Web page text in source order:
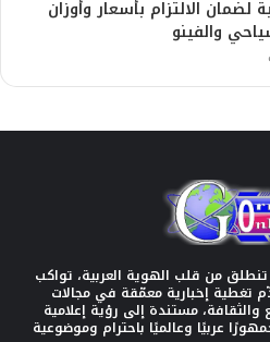
لضمان الالتزام بأسعار وأوزان
والفينو
تنطلق من قلب الهوية العربية، تواكب
تغطية إخبارية معمّقة في مجالات
مستندة إلى رؤية إعلامية
عربيًا وعالميًا باحترام وموضوعية